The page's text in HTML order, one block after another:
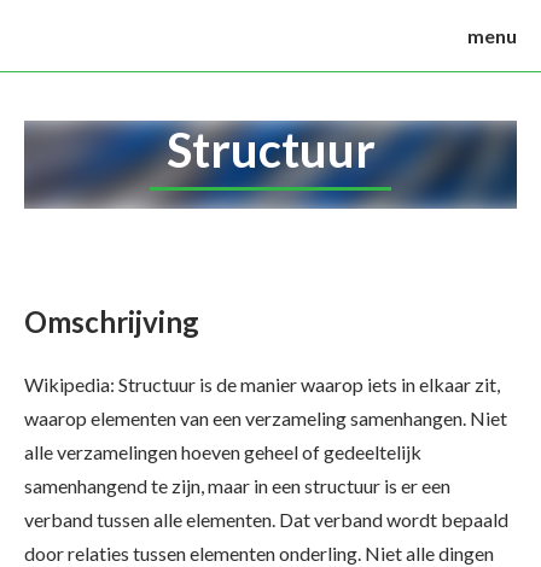
menu
Structuur
Omschrijving
Wikipedia: Structuur is de manier waarop iets in elkaar zit,
waarop elementen van een verzameling samenhangen. Niet
alle verzamelingen hoeven geheel of gedeeltelijk
samenhangend te zijn, maar in een structuur is er een
verband tussen alle elementen. Dat verband wordt bepaald
door relaties tussen elementen onderling. Niet alle dingen